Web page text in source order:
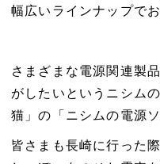
幅広いラインナップで
さまざまな電源関連製
がしたいというニシム
猫」の「ニシムの電源
皆さまも長崎に行った